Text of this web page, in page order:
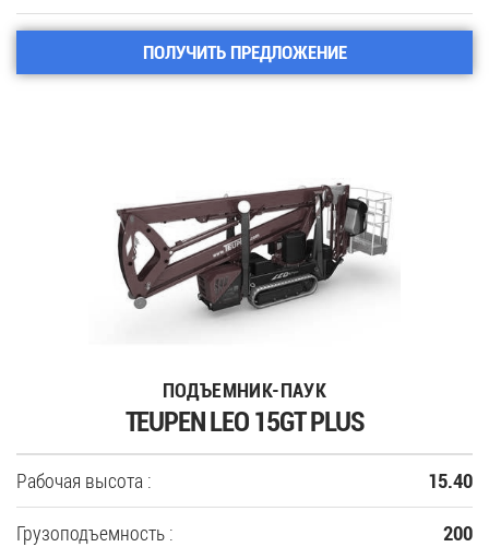
ПОЛУЧИТЬ ПРЕДЛОЖЕНИЕ
ПОДЪЕМНИК-ПАУК
TEUPEN LEO 15GT PLUS
Рабочая высота : 15.40
Грузоподъемность : 200